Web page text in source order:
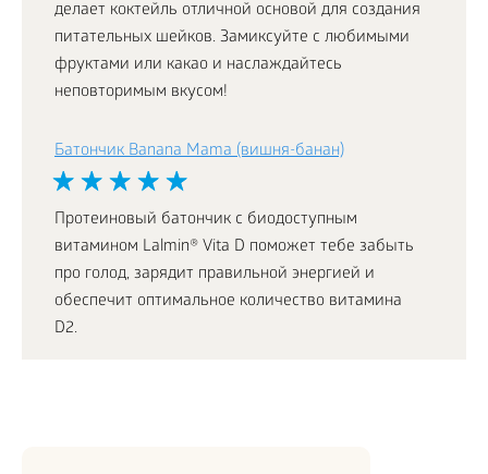
делает коктейль отличной основой для создания
питательных шейков. Замиксуйте с любимыми
фруктами или какао и наслаждайтесь
неповторимым вкусом!
Батончик Banana Mama (вишня-банан)
Протеиновый батончик с биодоступным
витамином Lalmin® Vita D поможет тебе забыть
про голод, зарядит правильной энергией и
обеспечит оптимальное количество витамина
D2.